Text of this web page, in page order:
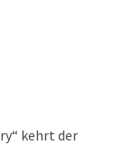
kehrt der